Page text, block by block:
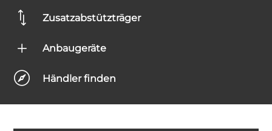
* Zusatzabstützträger
L Anbaugeräte
 Händler finden